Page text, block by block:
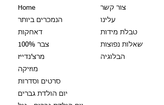
Home
הנמכרים ביותר
דאחקות
צבר 100%
מרצ׳נדייז
מוזיקה
סרטים וסדרות
יום הולדת גברים
צור קשר
עלינו
טבלת מידות
שאלות נפוצות
הבלוגיה